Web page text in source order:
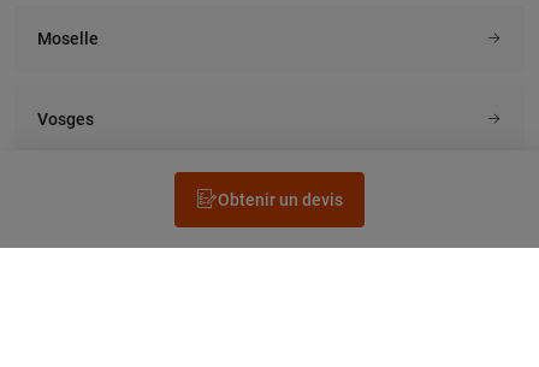
Obtenir un devis
Moselle
Vosges